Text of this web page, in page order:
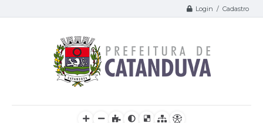
Login / Cadastro